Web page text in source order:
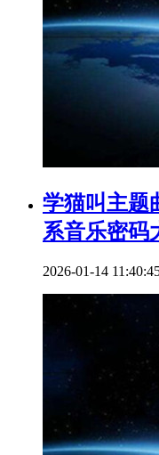
学猫叫主题
系音乐密码
2026-01-14